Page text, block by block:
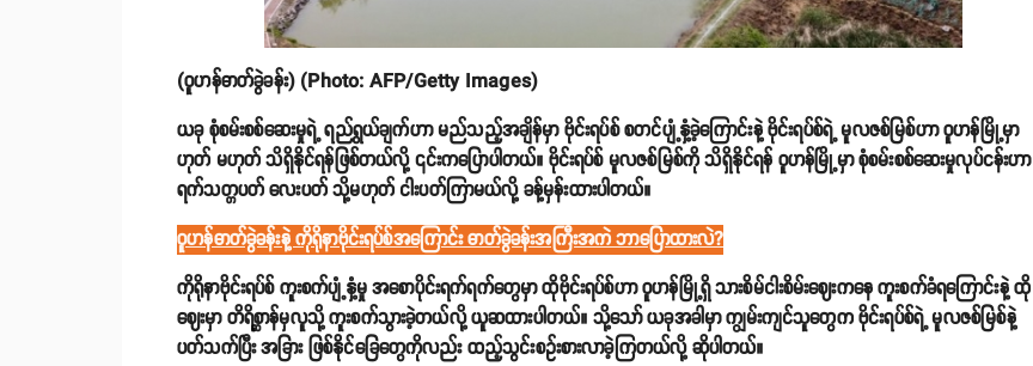
(ဝူဟန်ဓာတ်ခွဲခန်း) (Photo: AFP/Getty Images)
ယခု စုံစမ်းစစ်ဆေးမှုရဲ့ ရည်ရွယ်ချက်ဟာ မည်သည့်အချိန်မှာ ဗိုင်းရပ်စ် စတင်ပျံ့နှံ့ခဲ့ကြောင်းနဲ့ ဗိုင်းရပ်စ်ရဲ့ မူလဇစ်မြစ်ဟာ ဝူဟန်မြို့မှာ
ဟုတ် မဟုတ် သိရှိနိုင်ရန်ဖြစ်တယ်လို့ ၎င်းကပြောပါတယ်။ ဗိုင်းရပ်စ် မူလဇစ်မြစ်ကို သိရှိနိုင်ရန် ဝူဟန်မြို့မှာ စုံစမ်းစစ်ဆေးမှုလုပ်ငန်းဟာ
ရက်သတ္တပတ် လေးပတ် သို့မဟုတ် ငါးပတ်ကြာမယ်လို့ ခန့်မှန်းထားပါတယ်။
ဝူဟန်ဓာတ်ခွဲခန်းနဲ့ ကိုရိုနာဗိုင်းရပ်စ်အကြောင်း ဓာတ်ခွဲခန်းအကြီးအကဲ ဘာပြောထားလဲ?
ကိုရိုနာဗိုင်းရပ်စ် ကူးစက်ပျံ့နှံ့မှု အစောပိုင်းရက်ရက်တွေမှာ ထိုဗိုင်းရပ်စ်ဟာ ဝူဟန်မြို့ရှိ သားစိမ်ငါးစိမ်းဈေးကနေ ကူးစက်ခံရကြောင်းနဲ့ ထို
ဈေးမှာ တိရိစ္ဆာန်မှလူသို့ ကူးစက်သွားခဲ့တယ်လို့ ယူဆထားပါတယ်။ သို့သော် ယခုအခါမှာ ကျွမ်းကျင်သူတွေက ဗိုင်းရပ်စ်ရဲ့ မူလဇစ်မြစ်နဲ့
ပတ်သက်ပြီး အခြား ဖြစ်နိုင်ခြေတွေကိုလည်း ထည့်သွင်းစဥ်းစားလာခဲ့ကြတယ်လို့ ဆိုပါတယ်။